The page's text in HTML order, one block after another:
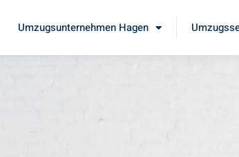
Umzugsunternehmen Hagen